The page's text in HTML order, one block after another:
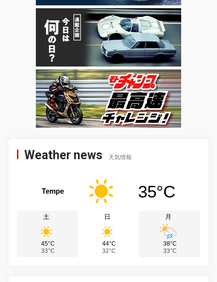
Weather news 天気情報
Tempe 35°C
土
45°C
33°C
日
44°C
32°C
月
38°C
33°C